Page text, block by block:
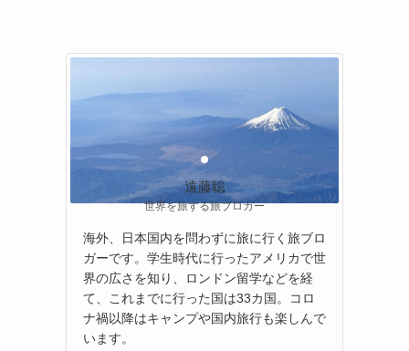
遠藤聡
世界を旅する旅ブロガー
海外、日本国内を問わずに旅に行く旅ブロ
ガーです。学生時代に行ったアメリカで世
界の広さを知り、ロンドン留学などを経
て、これまでに行った国は33カ国。コロ
ナ禍以降はキャンプや国内旅行も楽しんで
います。